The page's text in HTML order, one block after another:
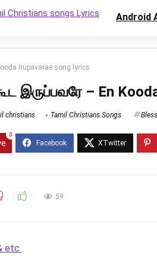
Android
Irupavarae song lyrics
இருப்பவரே – En
christians Tamil Christians Songs
0
59
etc